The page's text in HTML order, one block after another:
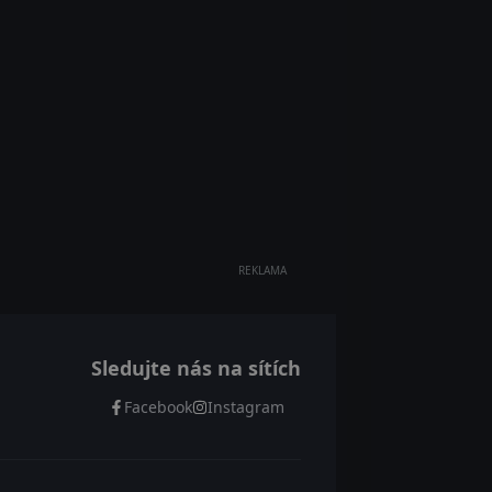
REKLAMA
Sledujte nás na sítích
Facebook Instagram